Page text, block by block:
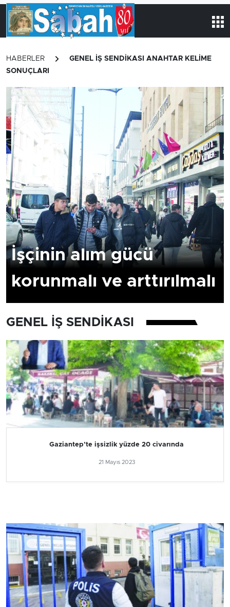
HABERLER
GENEL IŞ SENDIKASI ANAHTAR KELİME
SONUÇLARI
İşçinin alım gücü
korunmalı ve arttırılmalı
GENEL IŞ SENDIKASI
Gaziantep’te işsizlik yüzde 20 civarında
21 Mayıs 2023